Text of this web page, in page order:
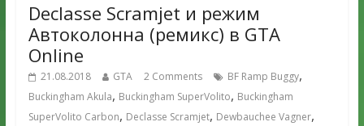
Declasse Scramjet и режим
Автоколонна (ремикс) в GTA
Online
21.08.2018 GTA 2 Comments BF Ramp Buggy,
Buckingham Akula, Buckingham SuperVolito, Buckingham
SuperVolito Carbon, Declasse Scramjet, Dewbauchee Vagner,